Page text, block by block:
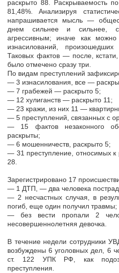
раскрыто 88. Раскрываемость
81,48%. Анализируя
напрашивается мысль —
днем сильнее и сильнее,
агрессивным; иначе как можно
изнасилований,
Таковых фактов — после,
было отмечено сразу три.
По видам преступлений
— 3 изнасилования, все —
— 7 грабежей — раскрыто 5;
— 12 хулиганств — раскрыто 11;
— 23 кражи, из них 11 —
— 5 преступлений, связанных с
— 15 фактов незаконного
раскрыты;
— 6 мошенничеств, раскрыто 5;
— 31 преступление, относимых
28.
Зарегистрировано 17
— 1 ДТП, — два человека
— 2 несчастных случая, в
погиб, еще один получил травмы;
— без вести пропали 2
несовершеннолетняя девочка.
В течение недели сотрудники
возбуждены 6 уголовных дел, 6
ст. 122 УПК РФ, как
преступления.